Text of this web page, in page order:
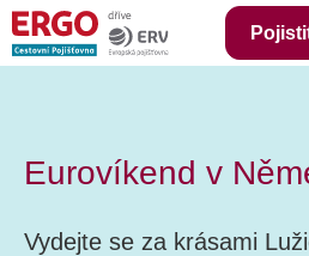
Eurovíkend v
Vydejte se za krásami